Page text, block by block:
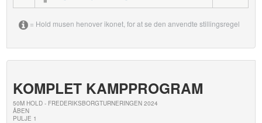
= Hold musen henover ikonet, for at se den anvendte stillingsregel
KOMPLET KAMPPROGRAM
50M HOLD - FREDERIKSBORGTURNERINGEN 2024
ÅBEN
PULJE 1